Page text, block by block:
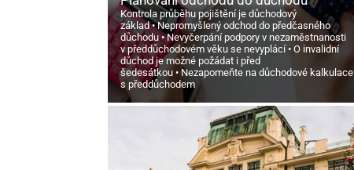
Kontrola průběhu pojištění je důchodový
základ
Nepromyšlený odchod do předčasného
důchodu
Nevyčerpání podpory v nezaměstnanosti
v předdůchodovém věku se nevyplácí
O invalidní
důchod je možné požádat i před
šedesátkou
Nezapomeňte na důchodové kalkulace
s předdůchodem